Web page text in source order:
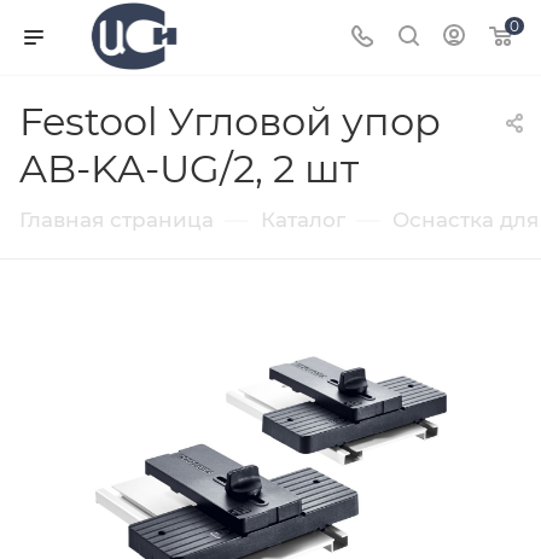
0
Festool Угловой упор
AB-KA-UG/2, 2 шт
Главная страница Каталог Оснастка